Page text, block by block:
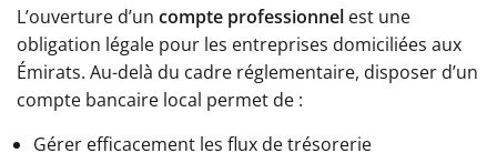
L’ouverture d’un compte professionnel est une
obligation légale pour les entreprises domiciliées aux
Émirats. Au-delà du cadre réglementaire, disposer d’un
compte bancaire local permet de :
Gérer efficacement les flux de trésorerie